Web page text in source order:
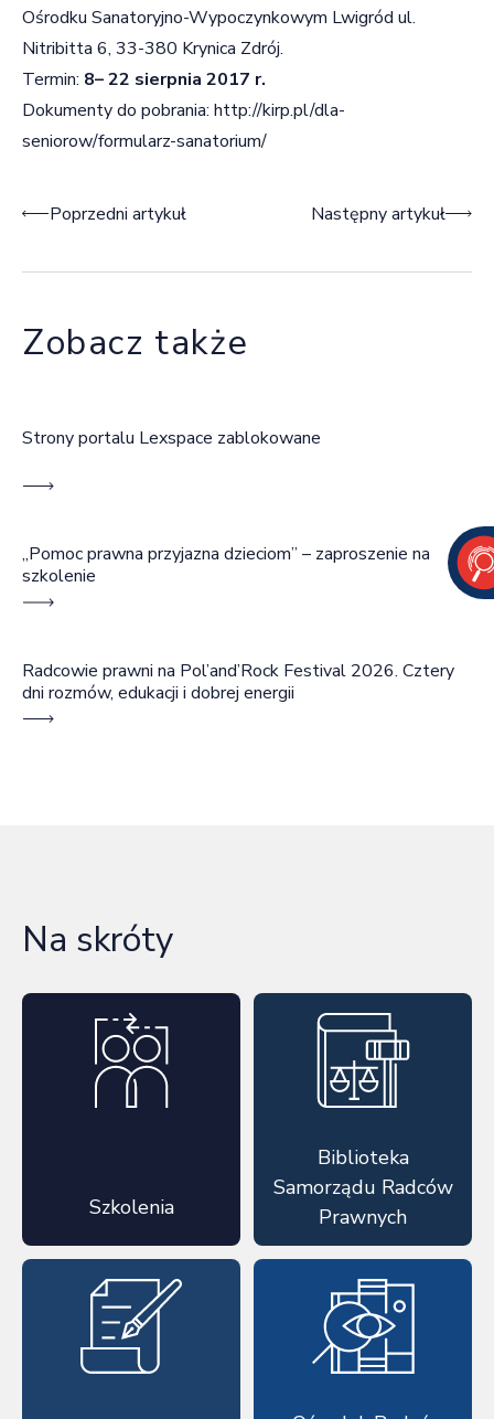
Ośrodku Sanatoryjno-Wypoczynkowym Lwigród ul.
Nitribitta 6, 33-380 Krynica Zdrój.
Termin: 8– 22 sierpnia 2017 r.
Dokumenty do pobrania: http://kirp.pl/dla-
seniorow/formularz-sanatorium/
Nawigacja wpisu
Poprzedni artykuł Następny artykuł
Zobacz także
Strony portalu Lexspace zablokowane
„Pomoc prawna przyjazna dzieciom” – zaproszenie na
szkolenie
Radcowie prawni na Pol’and’Rock Festival 2026. Cztery
dni rozmów, edukacji i dobrej energii
Na skróty
Szkolenia
Biblioteka
Samorządu Radców
Prawnych